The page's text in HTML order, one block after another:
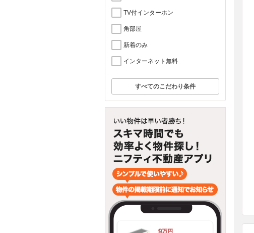
TV付インターホン
角部屋
新着のみ
インターネット無料
すべてのこだわり条件